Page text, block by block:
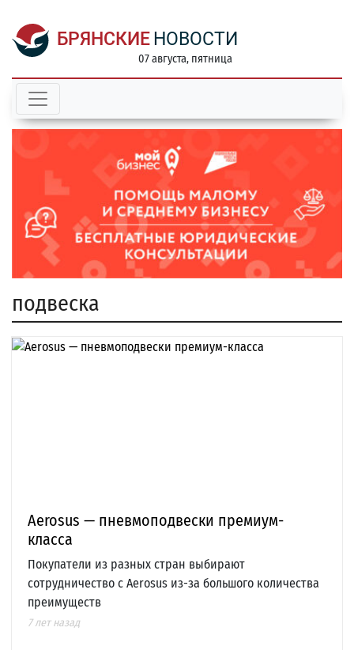
БРЯНСКИЕ НОВОСТИ
07 августа, пятница
подвеска
Aerosus — пневмоподвески премиум-
класса
Покупатели из разных стран выбирают
сотрудничество с Aerosus из-за большого количества
преимуществ
7 лет назад